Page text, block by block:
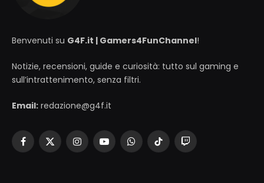
Benvenuti su G4F.it | Gamers4FunChannel!
Notizie, recensioni, guide e curiosità: tutto sul gaming e
sull’intrattenimento, senza filtri.
Email: redazione@g4f.it
Facebook
X
InstagramYouTubeWhatsAppTikTokTwitch